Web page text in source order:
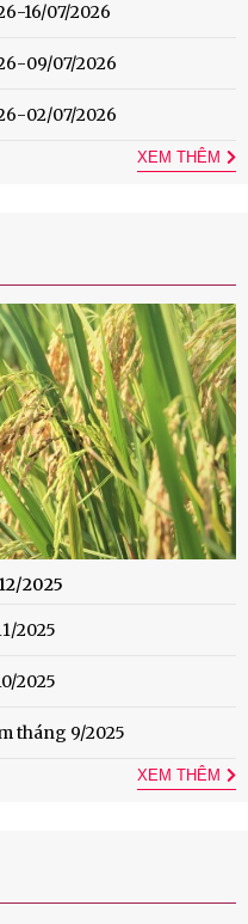
16/07/2026
09/07/2026
02/07/2026
XEM THÊM
2025
2025
2025
tháng 9/2025
XEM THÊM